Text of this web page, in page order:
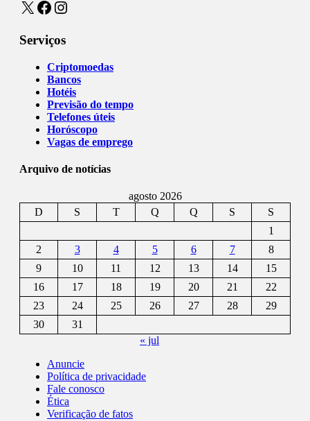
X Facebook
Instagram
Serviços
Criptomoedas
Bancos
Hotéis
Previsão do tempo
Telefones úteis
Horóscopo
Vagas de emprego
Arquivo de notícias
agosto 2026
D
S T Q Q S
S
1
2
3 4 5 6 7
8
9
10 11 12 13 14
15
16
17 18 19 20 21
22
23
24 25 26 27 28
29
30
31
« jul
Anuncie
Política de privacidade
Fale conosco
Ética
Verificação de fatos